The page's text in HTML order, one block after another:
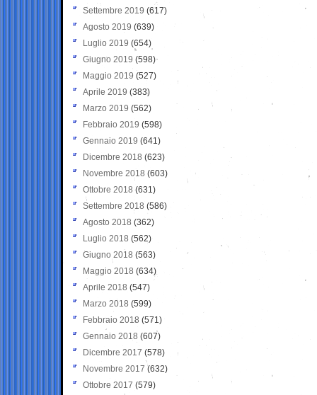
Settembre 2019 (617)
Agosto 2019 (639)
Luglio 2019 (654)
Giugno 2019 (598)
Maggio 2019 (527)
Aprile 2019 (383)
Marzo 2019 (562)
Febbraio 2019 (598)
Gennaio 2019 (641)
Dicembre 2018 (623)
Novembre 2018 (603)
Ottobre 2018 (631)
Settembre 2018 (586)
Agosto 2018 (362)
Luglio 2018 (562)
Giugno 2018 (563)
Maggio 2018 (634)
Aprile 2018 (547)
Marzo 2018 (599)
Febbraio 2018 (571)
Gennaio 2018 (607)
Dicembre 2017 (578)
Novembre 2017 (632)
Ottobre 2017 (579)